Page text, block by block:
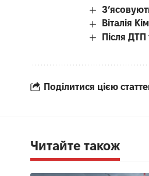
Віталія
Після
Поділитися цією
Читайте також